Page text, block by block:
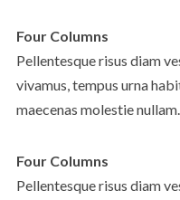
Four Columns
Pellentesque risus diam
vivamus, tempus urna
maecenas molestie nullam.
Four Columns
Pellentesque risus diam